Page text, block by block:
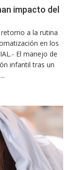
impacto del
a la rutina
en los
El manejo de
infantil tras un